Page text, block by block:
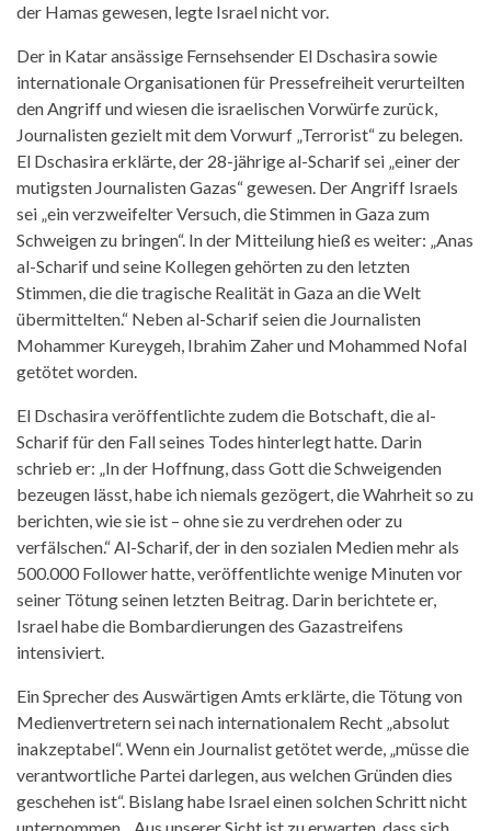
der Hamas gewesen, legte Israel nicht vor.
Der in Katar ansässige Fernsehsender El Dschasira sowie
internationale Organisationen für Pressefreiheit verurteilten
den Angriff und wiesen die israelischen Vorwürfe zurück,
Journalisten gezielt mit dem Vorwurf „Terrorist“ zu belegen.
El Dschasira erklärte, der 28-jährige al-Scharif sei „einer der
mutigsten Journalisten Gazas“ gewesen. Der Angriff Israels
sei „ein verzweifelter Versuch, die Stimmen in Gaza zum
Schweigen zu bringen“. In der Mitteilung hieß es weiter: „Anas
al-Scharif und seine Kollegen gehörten zu den letzten
Stimmen, die die tragische Realität in Gaza an die Welt
übermittelten.“ Neben al-Scharif seien die Journalisten
Mohammer Kureygeh, Ibrahim Zaher und Mohammed Nofal
getötet worden.
El Dschasira veröffentlichte zudem die Botschaft, die al-
Scharif für den Fall seines Todes hinterlegt hatte. Darin
schrieb er: „In der Hoffnung, dass Gott die Schweigenden
bezeugen lässt, habe ich niemals gezögert, die Wahrheit so zu
berichten, wie sie ist – ohne sie zu verdrehen oder zu
verfälschen.“ Al-Scharif, der in den sozialen Medien mehr als
500.000 Follower hatte, veröffentlichte wenige Minuten vor
seiner Tötung seinen letzten Beitrag. Darin berichtete er,
Israel habe die Bombardierungen des Gazastreifens
intensiviert.
Ein Sprecher des Auswärtigen Amts erklärte, die Tötung von
Medienvertretern sei nach internationalem Recht „absolut
inakzeptabel“. Wenn ein Journalist getötet werde, „müsse die
verantwortliche Partei darlegen, aus welchen Gründen dies
geschehen ist“. Bislang habe Israel einen solchen Schritt nicht